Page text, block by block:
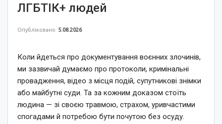
ЛГБТІК+ людей
Опубліковано 5.08.2026
Коли йдеться про документування воєнних злочинів,
ми зазвичай думаємо про протоколи, кримінальні
провадження, відео з місця подій, супутникові знімки
або майбутні суди. Та за кожним доказом стоїть
людина — зі своєю травмою, страхом, уривчастими
спогадами й потребою бути почутою без осуду.